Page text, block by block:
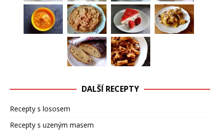
DALŠÍ RECEPTY
Recepty s lososem
Recepty s uzeným masem